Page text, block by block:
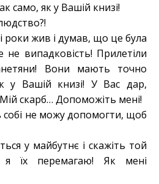
само, як у Вашій книзі!
роки жив і думав, що це була
не випадковість! Прилетіли
Вони мають точно
у Вашій книзі! У Вас дар,
скарб… Допоможіть мені!
собі не можу допомогти, щоб
у майбутнє і скажіть той
я їх перемагаю! Як мені